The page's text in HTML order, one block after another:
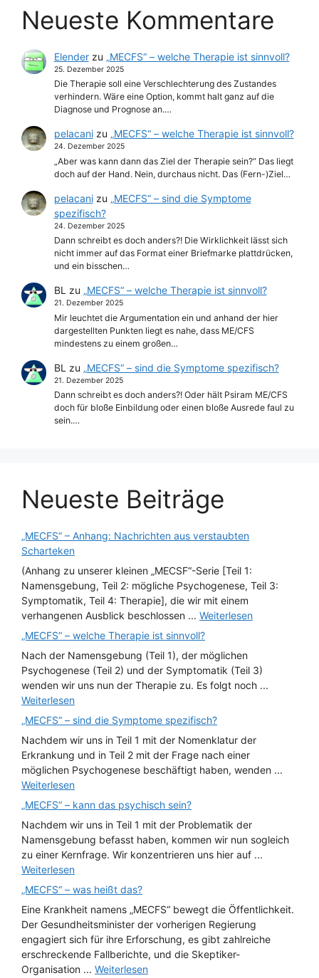
Neueste Kommentare
Elenderzu „MECFS“ – welche Therapie ist sinnvoll?
25. Dezember 2025
Die Therapie soll eine Verschlechterung des Zustandes
verhindern. Wäre eine Option, kommt halt ganz auf die
Diagnose und Prognose an.…
pelacanizu „MECFS“ – welche Therapie ist sinnvoll?
24. Dezember 2025
„Aber was kann dann das Ziel der Therapie sein?“ Das liegt
doch auf der Hand. Nein, durchaus nicht. Das (Fern-)Ziel…
pelacanizu „MECFS“ – sind die Symptome
spezifisch?
24. Dezember 2025
Dann schreibt es doch anders?! Die Wirklichkeit lässt sich
nicht immer auf das Format einer Briefmarke plattdrücken,
und ein bisschen…
BL zu „MECFS“ – welche Therapie ist sinnvoll?
21. Dezember 2025
Mir leuchtet die Argumentation ein und anhand der hier
dargestellten Punkten liegt es nahe, dass ME/CFS
mindestens zu einem großen…
BL zu „MECFS“ – sind die Symptome spezifisch?
21. Dezember 2025
Dann schreibt es doch anders?! Oder hält Psiram ME/CFS
doch für bloße Einbildung oder einen bloße Ausrede faul zu
sein.…
Neueste Beiträge
„MECFS“ – Anhang: Nachrichten aus verstaubten
Scharteken
(Anhang zu unserer kleinen „MECSF“-Serie [Teil 1:
Namensgebung, Teil 2: mögliche Psychogenese, Teil 3:
Symptomatik, Teil 4: Therapie], die wir mit einem
verhangenen Ausblick beschlossen ... Weiterlesen
„MECFS“ – welche Therapie ist sinnvoll?
Nach der Namensgebung (Teil 1), der möglichen
Psychogenese (Teil 2) und der Symptomatik (Teil 3)
wenden wir uns nun der Therapie zu. Es folgt noch ...
Weiterlesen
„MECFS“ – sind die Symptome spezifisch?
Nachdem wir uns in Teil 1 mit der Nomenklatur der
Erkrankung und in Teil 2 mit der Frage nach einer
möglichen Psychogenese beschäftigt haben, wenden ...
Weiterlesen
„MECFS“ – kann das psychisch sein?
Nachdem wir uns in Teil 1 mit der Problematik der
Namensgebung befasst haben, kommen wir nun sogleich
zu einer Kernfrage. Wir konzentrieren uns hier auf ...
Weiterlesen
„MECFS“ – was heißt das?
Eine Krankheit namens „MECFS“ bewegt die Öffentlichkeit.
Der Gesundheitsminister der vorherigen Regierung
engagiert sich für ihre Erforschung, es gibt zahlreiche
erschreckende Fallberichte, und die Skeptiker-
Organisation ... Weiterlesen